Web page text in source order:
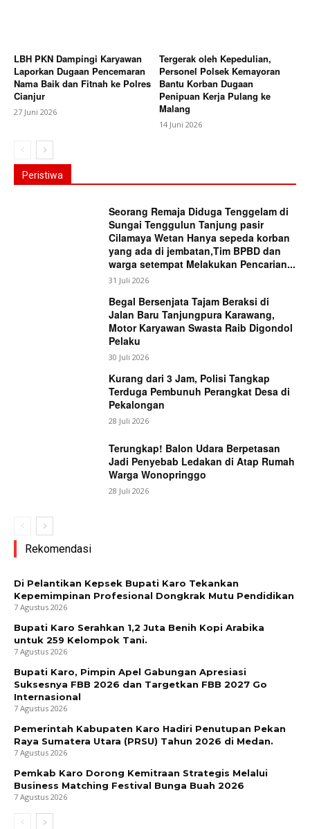
LBH PKN Dampingi Karyawan
Laporkan Dugaan Pencemaran
Nama Baik dan Fitnah ke Polres
Cianjur
27 Juni 2026
Tergerak oleh Kepedulian,
Personel Polsek Kemayoran
Bantu Korban Dugaan
Penipuan Kerja Pulang ke
Malang
14 Juni 2026
Peristiwa
Seorang Remaja Diduga Tenggelam di
Sungai Tenggulun Tanjung pasir
Cilamaya Wetan Hanya sepeda korban
yang ada di jembatan,Tim BPBD dan
warga setempat Melakukan Pencarian...
31 Juli 2026
Begal Bersenjata Tajam Beraksi di
Jalan Baru Tanjungpura Karawang,
Motor Karyawan Swasta Raib Digondol
Pelaku
30 Juli 2026
Kurang dari 3 Jam, Polisi Tangkap
Terduga Pembunuh Perangkat Desa di
Pekalongan
28 Juli 2026
Terungkap! Balon Udara Berpetasan
Jadi Penyebab Ledakan di Atap Rumah
Warga Wonopringgo
28 Juli 2026
Rekomendasi
Di Pelantikan Kepsek Bupati Karo Tekankan
Kepemimpinan Profesional Dongkrak Mutu Pendidikan
7 Agustus 2026
Bupati Karo Serahkan 1,2 Juta Benih Kopi Arabika
untuk 259 Kelompok Tani.
7 Agustus 2026
Bupati Karo, Pimpin Apel Gabungan Apresiasi
Suksesnya FBB 2026 dan Targetkan FBB 2027 Go
Internasional
7 Agustus 2026
Pemerintah Kabupaten Karo Hadiri Penutupan Pekan
Raya Sumatera Utara (PRSU) Tahun 2026 di Medan.
7 Agustus 2026
Pemkab Karo Dorong Kemitraan Strategis Melalui
Business Matching Festival Bunga Buah 2026
7 Agustus 2026